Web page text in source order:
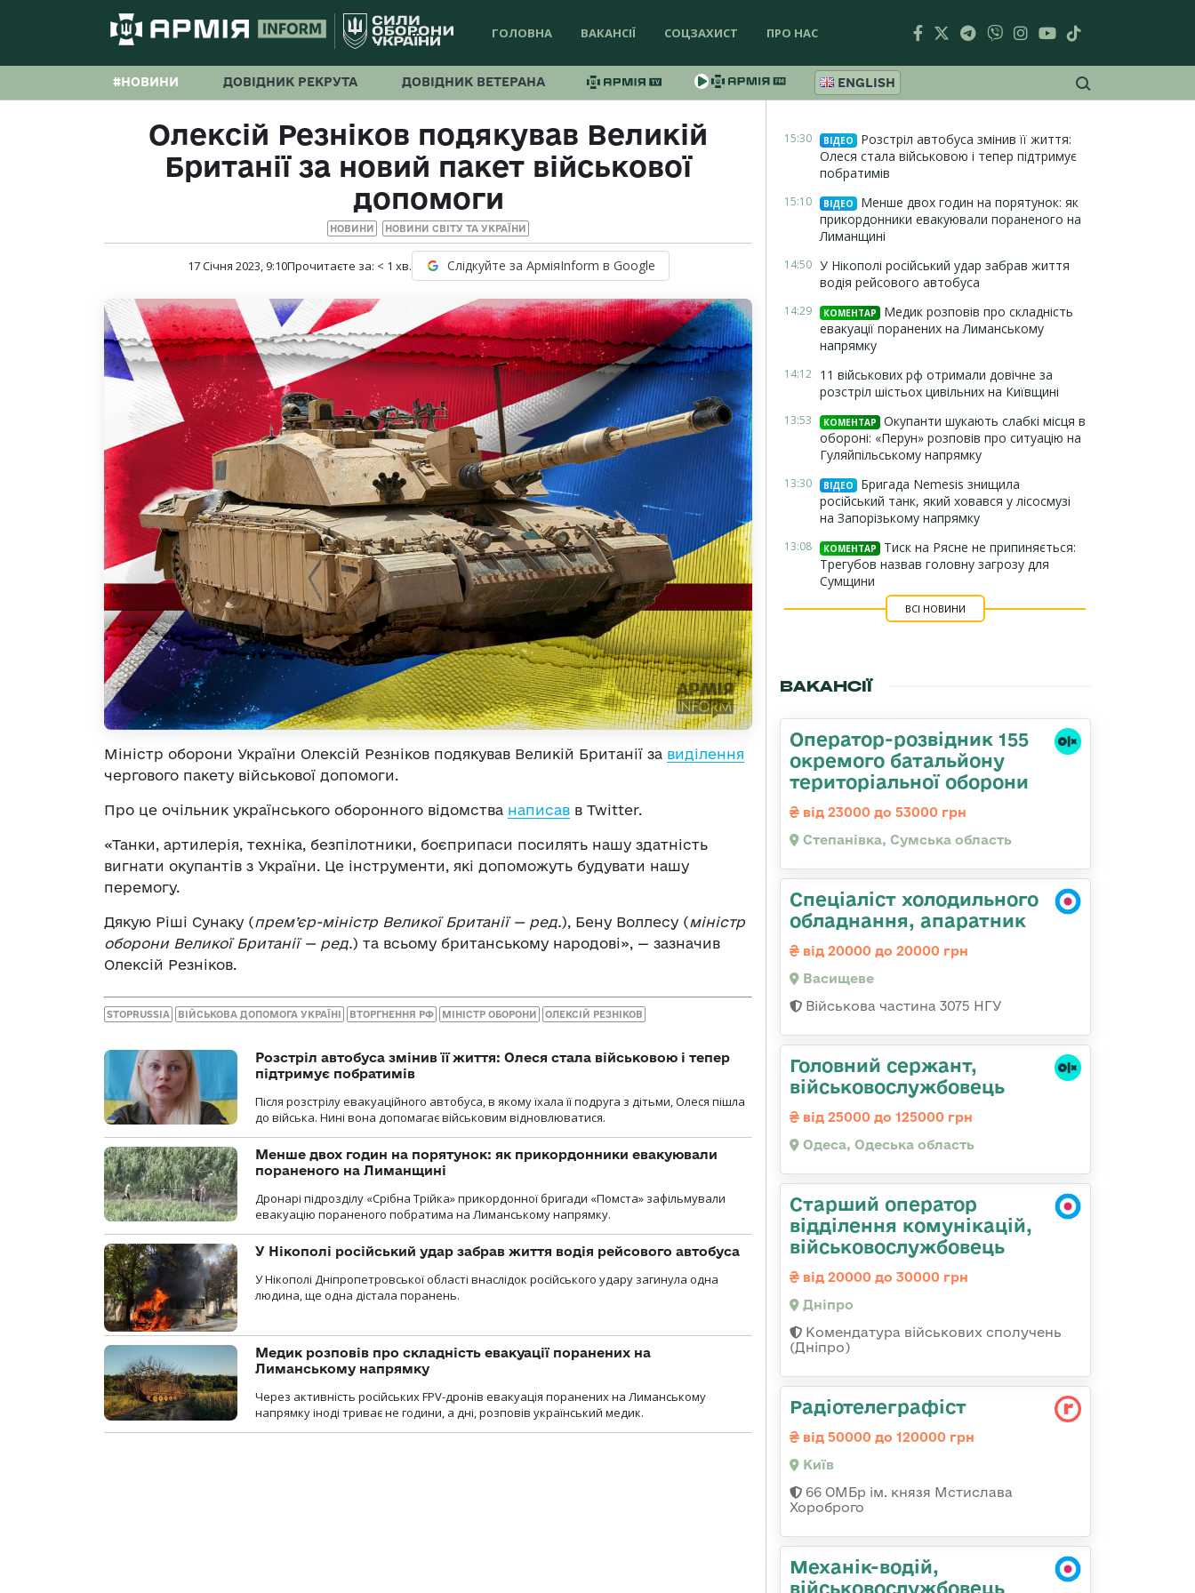
ГОЛОВНА ВАКАНСІЇ СОЦЗАХИСТ ПРО НАС
#НОВИНИ ДОВІДНИК РЕКРУТА ДОВІДНИК ВЕТЕРАНА ENGLISH
Олексій Резніков подякував Великій
Британії за новий пакет військової
допомоги
НОВИНИ НОВИНИ СВІТУ ТА УКРАЇНИ
17 Січня 2023, 9:10Прочитаєте за: < 1 хв. Слідкуйте за АрміяInform в Google
Міністр оборони України Олексій Резніков подякував Великій Британії за виділення
чергового пакету військової допомоги.
Про це очільник українського оборонного відомства написав в Twitter.
«Танки, артилерія, техніка, безпілотники, боєприпаси посилять нашу здатність
вигнати окупантів з України. Це інструменти, які допоможуть будувати нашу
перемогу.
Дякую Ріші Сунаку (прем’єр-міністр Великої Британії — ред.), Бену Воллесу (міністр
оборони Великої Британії — ред.) та всьому британському народові», — зазначив
Олексій Резніков.
STOPRUSSIA ВІЙСЬКОВА ДОПОМОГА УКРАЇНІ ВТОРГНЕННЯ РФ МІНІСТР ОБОРОНИ ОЛЕКСІЙ РЕЗНІКОВ
Розстріл автобуса змінив її життя: Олеся стала військовою і тепер
підтримує побратимів
Після розстрілу евакуаційного автобуса, в якому їхала її подруга з дітьми, Олеся пішла
до війська. Нині вона допомагає військовим відновлюватися.
Менше двох годин на порятунок: як прикордонники евакуювали
пораненого на Лиманщині
Дронарі підрозділу «Срібна Трійка» прикордонної бригади «Помста» зафільмували
евакуацію пораненого побратима на Лиманському напрямку.
У Нікополі російський удар забрав життя водія рейсового автобуса
У Нікополі Дніпропетровської області внаслідок російського удару загинула одна
людина, ще одна дістала поранень.
Медик розповів про складність евакуації поранених на
Лиманському напрямку
Через активність російських FPV-дронів евакуація поранених на Лиманському
напрямку іноді триває не години, а дні, розповів український медик.
15:30 ВІДЕО
Розстріл автобуса змінив її життя:
Олеся стала військовою і тепер підтримує
побратимів
15:10 ВІДЕО
Менше двох годин на порятунок: як
прикордонники евакуювали пораненого на
Лиманщині
14:50 У Нікополі російський удар забрав життя
водія рейсового автобуса
14:29 КОМЕНТАР
Медик розповів про складність
евакуації поранених на Лиманському
напрямку
14:12 11 військових рф отримали довічне за
розстріл шістьох цивільних на Київщині
13:53 КОМЕНТАР
Окупанти шукають слабкі місця в
обороні: «Перун» розповів про ситуацію на
Гуляйпільському напрямку
13:30 ВІДЕО
Бригада Nemesis знищила
російський танк, який ховався у лісосмузі
на Запорізькому напрямку
13:08 КОМЕНТАР
Тиск на Рясне не припиняється:
Трегубов назвав головну загрозу для
Сумщини
ВСІ НОВИНИ
ВАКАНСІЇ
Оператор-розвідник 155
окремого батальйону
територіальної оборони
від 23000 до 53000 грн
Степанівка, Сумська область
Спеціаліст холодильного
обладнання, апаратник
від 20000 до 20000 грн
Васищеве
Військова частина 3075 НГУ
Головний сержант,
військовослужбовець
від 25000 до 125000 грн
Одеса, Одеська область
Старший оператор
відділення комунікацій,
військовослужбовець
від 20000 до 30000 грн
Дніпро
Комендатура військових сполучень
(Дніпро)
Радіотелеграфіст
від 50000 до 120000 грн
Київ
66 ОМБр ім. князя Мстислава
Хороброго
Механік-водій,
військовослужбовець